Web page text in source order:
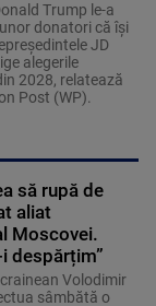
Trump le-a
donatori că își
JD
alegerile
2028, relatează
Post (WP).
să rupă de
aliat
Moscovei.
i despărțim”
Volodimir
sâmbătă o